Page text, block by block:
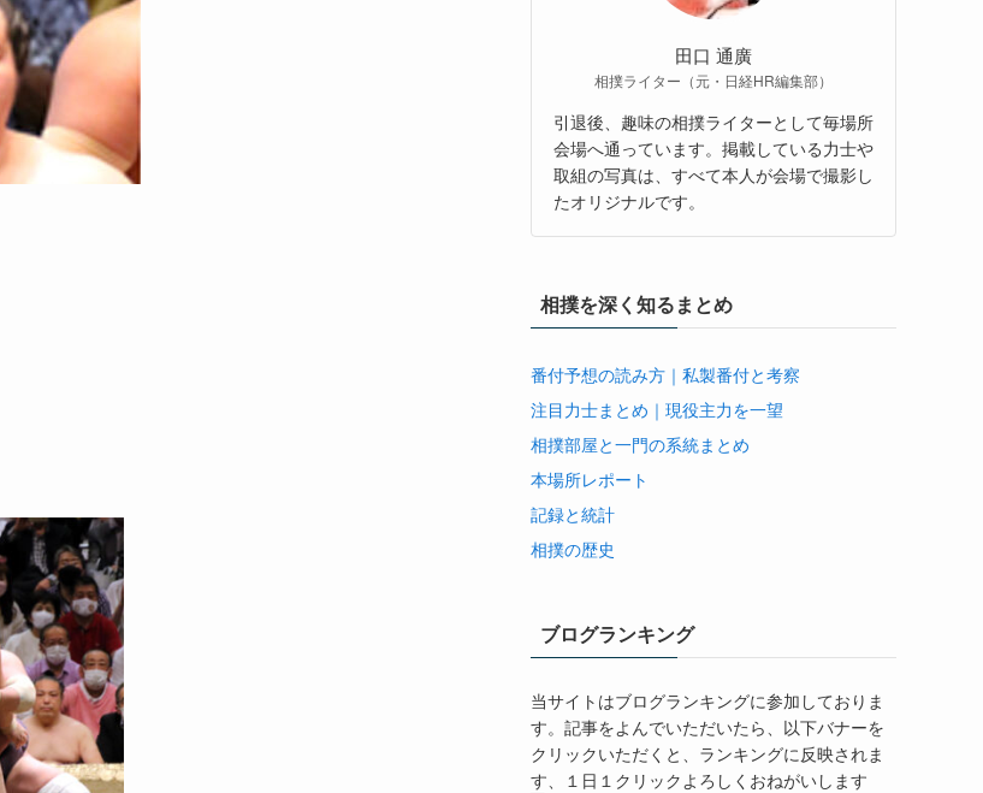
田口 通廣
相撲ライター（元・日経HR編集部）
引退後、趣味の相撲ライターとして毎場所
会場へ通っています。掲載している力士や
取組の写真は、すべて本人が会場で撮影し
たオリジナルです。
相撲を深く知るまとめ
番付予想の読み方｜私製番付と考察
注目力士まとめ｜現役主力を一望
相撲部屋と一門の系統まとめ
本場所レポート
記録と統計
相撲の歴史
ブログランキング
当サイトはブログランキングに参加しておりま
す。記事をよんでいただいたら、以下バナーを
クリックいただくと、ランキングに反映されま
す、１日１クリックよろしくおねがいします